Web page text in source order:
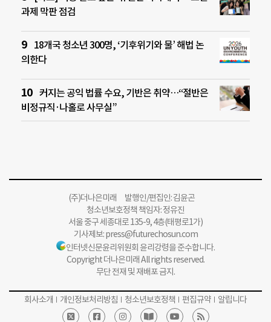
과제 막판 점검
18개국 청소년 300명, ‘기후위기와 물’ 해법 논
의한다
커지는 공익 법률 수요, 기반은 취약…“절반은
비정규직·나홀로 사무실”
(주)더나은미래 발행인/편집인: 김윤곤
청소년보호정책 책임자: 정유진
서울 중구 세종대로 135-9, 4층(태평로1가)
기사제보:press@futurechosun.com
인터넷신문윤리위원회 윤리강령을 준수합니다.
Copyright 더나은미래 All rights reserved.
무단 전재 및 재배포 금지.
회사소개 개인정보처리방침 청소년보호정책 편집규약 알립니다